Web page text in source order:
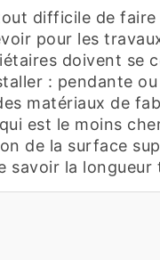
difficile de
pour les
doivent se
: pendante
matériaux de
est le moins
de la surface
savoir la